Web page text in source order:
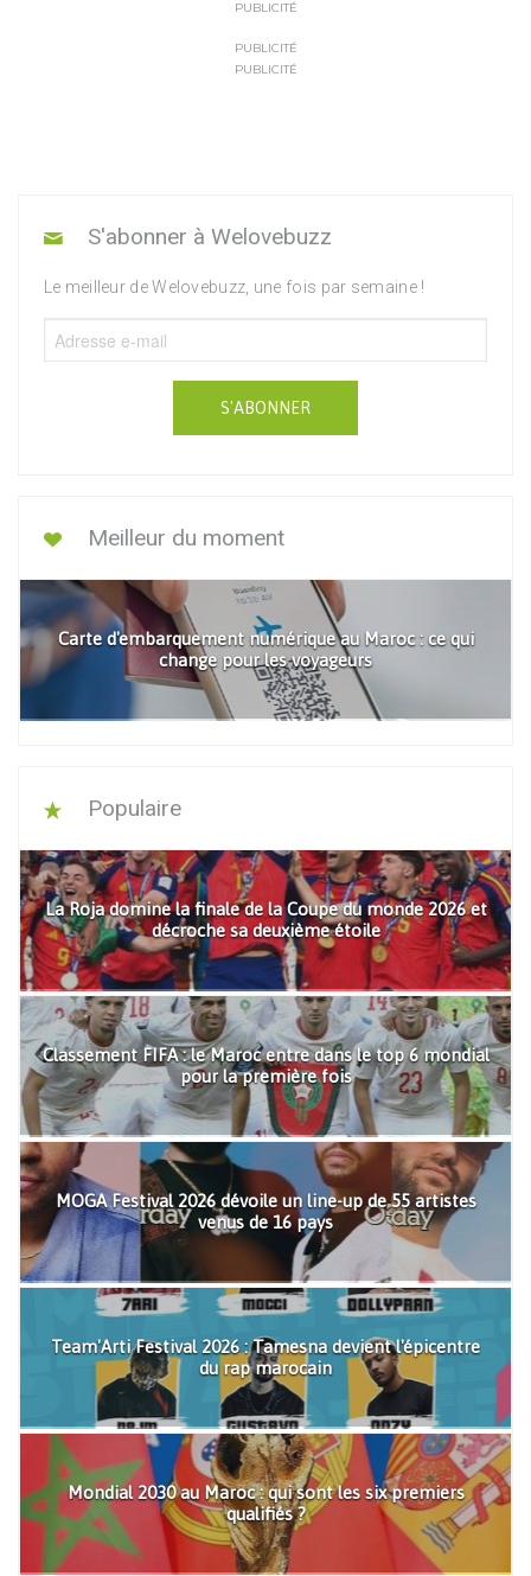
PUBLICITÉ
PUBLICITÉ
PUBLICITÉ
S'abonner à Welovebuzz
Le meilleur de Welovebuzz, une fois par semaine !
S'ABONNER
Meilleur du moment
Carte d'embarquement numérique au Maroc : ce qui
change pour les voyageurs
Populaire
La Roja domine la finale de la Coupe du monde 2026 et
décroche sa deuxième étoile
Classement FIFA : le Maroc entre dans le top 6 mondial
pour la première fois
MOGA Festival 2026 dévoile un line-up de 55 artistes
venus de 16 pays
Team'Arti Festival 2026 : Tamesna devient l'épicentre
du rap marocain
Mondial 2030 au Maroc : qui sont les six premiers
qualifiés ?